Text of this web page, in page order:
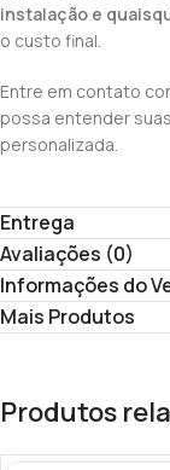
instalação e
o custo final.
Entre em contato
possa entender
personalizada.
Entrega
Avaliações (0)
Informações do
Mais Produtos
Produtos